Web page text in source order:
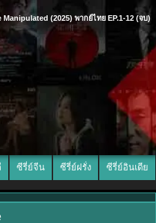
Manipulated (2025) พากย์ไทย EP.1-12 (จบ)
ซีรี่ย์จีน ซีรี่ย์ฝรั่ง ซีรี่ย์อินเดีย